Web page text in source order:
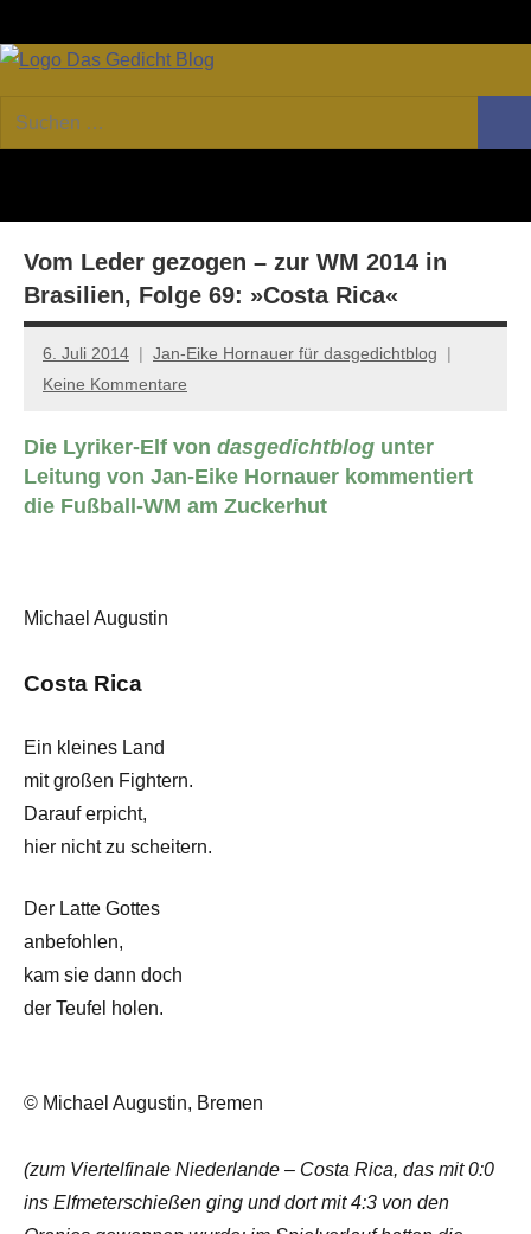
Inhalt
GEDICHT
Forum
von
Lyrik,
Essay
Suchen
nach:
Vom Leder gezogen – zur WM 2014 in
Brasilien, Folge 69: »Costa Rica«
6. Juli 2014
Jan-Eike Hornauer für dasgedichtblog
Keine Kommentare
Die Lyriker-Elf von dasgedichtblog unter
Leitung von Jan-Eike Hornauer kommentiert
die Fußball-WM am Zuckerhut
Michael Augustin
Costa Rica
Ein kleines Land
mit großen Fightern.
Darauf erpicht,
hier nicht zu scheitern.
Der Latte Gottes
anbefohlen,
kam sie dann doch
der Teufel holen.
© Michael Augustin, Bremen
(zum Viertelfinale Niederlande – Costa Rica, das mit 0:0
ins Elfmeterschießen ging und dort mit 4:3 von den